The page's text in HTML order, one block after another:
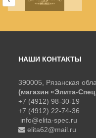
НАШИ КОНТАКТЫ
390005, Рязанская
(магазин «Элита-
+7 (4912) 98-30-19
+7 (4912) 22-74-36
info@elita-spec.ru
elita62@mail.ru